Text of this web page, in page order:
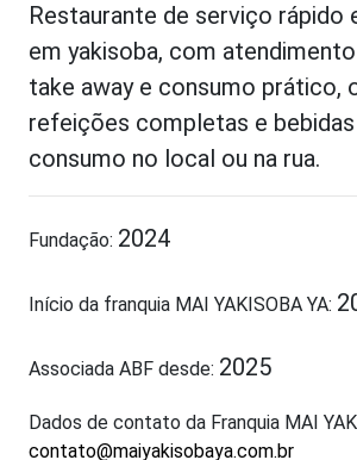
Restaurante de serviço rápido
em yakisoba, com
take away e consumo prático,
refeições completas e
consumo no local ou na rua.
Fundação: 2024
Início da franquia MAI YAKISOBA YA:
Associada ABF desde: 2025
Dados de contato da Franquia MAI
contato@maiyakisobaya.com.br